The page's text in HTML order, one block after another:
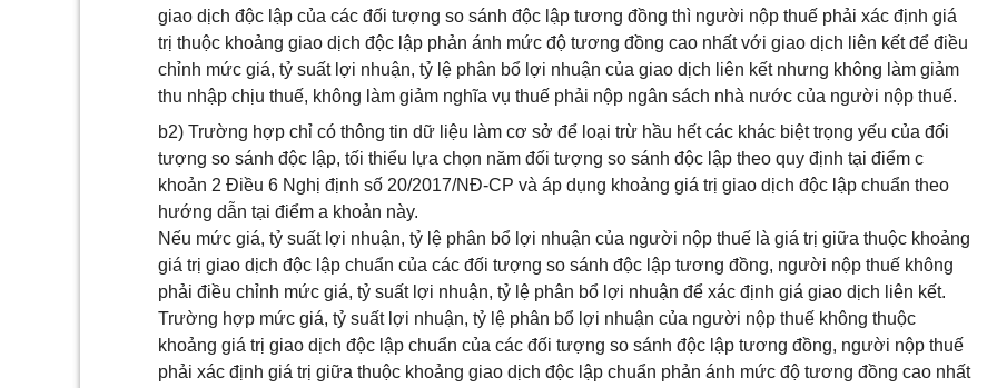
giao dịch độc lập của các đối tượng so sánh độc lập tương đồng thì người nộp thuế phải xác định giá
trị thuộc khoảng giao dịch độc lập phản ánh mức độ tương đồng cao nhất với giao dịch liên kết để điều
chỉnh mức giá, tỷ suất lợi nhuận, tỷ lệ phân bổ lợi nhuận của giao dịch liên kết nhưng không làm giảm
thu nhập chịu thuế, không làm giảm nghĩa vụ thuế phải nộp ngân sách nhà nước của người nộp thuế.
b2) Trường hợp chỉ có thông tin dữ liệu làm cơ sở để loại trừ hầu hết các khác biệt trọng yếu của đối
tượng so sánh độc lập, tối thiểu lựa chọn năm đối tượng so sánh độc lập theo quy định tại điểm c
khoản 2 Điều 6 Nghị định số 20/2017/NĐ-CP và áp dụng khoảng giá trị giao dịch độc lập chuẩn theo
hướng dẫn tại điểm a khoản này.
Nếu mức giá, tỷ suất lợi nhuận, tỷ lệ phân bổ lợi nhuận của người nộp thuế là giá trị giữa thuộc khoảng
giá trị giao dịch độc lập chuẩn của các đối tượng so sánh độc lập tương đồng, người nộp thuế không
phải điều chỉnh mức giá, tỷ suất lợi nhuận, tỷ lệ phân bổ lợi nhuận để xác định giá giao dịch liên kết.
Trường hợp mức giá, tỷ suất lợi nhuận, tỷ lệ phân bổ lợi nhuận của người nộp thuế không thuộc
khoảng giá trị giao dịch độc lập chuẩn của các đối tượng so sánh độc lập tương đồng, người nộp thuế
phải xác định giá trị giữa thuộc khoảng giao dịch độc lập chuẩn phản ánh mức độ tương đồng cao nhất